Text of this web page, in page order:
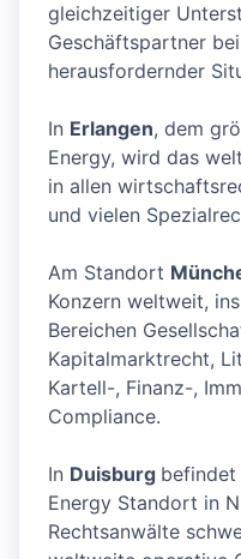
gleichzeitiger
Geschäftspartner
herausfordernder
In Erlangen, dem
Energy, wird das
in allen
und vielen
Am Standort
Konzern weltweit,
Bereichen
Kapitalmarktrecht,
Kartell-, Finanz-,
Compliance.
In Duisburg befindet
Energy Standort in
Rechtsanwälte